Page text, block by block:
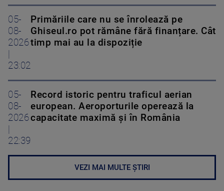
05-
08-
2026
23:02
Primăriile care nu se înrolează pe
Ghiseul.ro pot rămâne fără finanțare. Cât
timp mai au la dispoziție
05-
08-
2026
22:39
Record istoric pentru traficul aerian
european. Aeroporturile operează la
capacitate maximă și în România
VEZI MAI MULTE ȘTIRI